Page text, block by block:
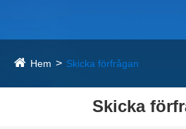
Hem Skicka förfrågan
Skicka